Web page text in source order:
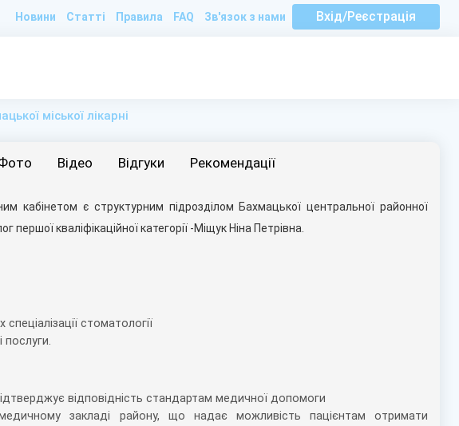
Новини Статті Правила FAQ Зв'язок з нами Вхід/Реєстрація
міської лікарні
Відео Вiдгуки Рекомендації
кабінетом є структурним підрозділом Бахмацької центральної районної
першої кваліфікаційної категорії -Міщук Ніна Петрівна.
стоматології
послуги.
відповідність стандартам медичної допомоги
закладі району, що надає можливість пацієнтам отримати